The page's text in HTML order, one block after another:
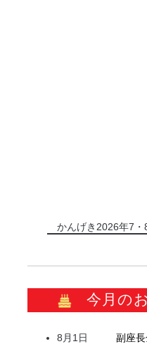
かんげき2026年7・
今月の
8月1日 副座長